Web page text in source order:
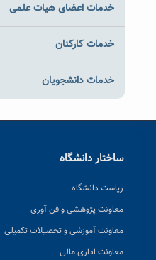
خدمات اعضای هیات علمی
خدمات کارکنان
خدمات دانشجویان
ساختار دانشگاه
ریاست دانشگاه
معاونت پژوهشی و فن آوری
معاونت آموزشی و تحصیلات تکمیلی
معاونت اداری مالی